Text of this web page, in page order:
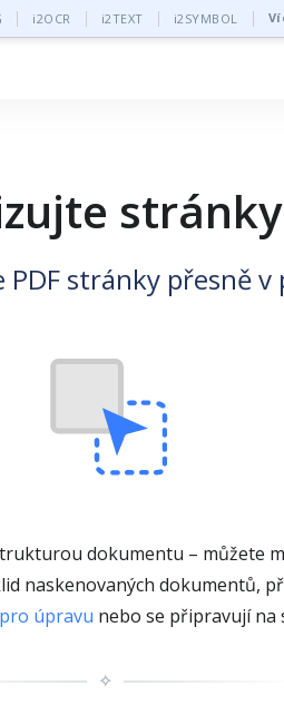
i2OCR i2TEXT i2SYMBOL
stránky přesně
dokumentu – můžete
naskenovaných dokumentů,
úpravu nebo se připravují na
✧